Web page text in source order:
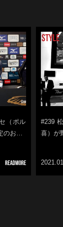
（ポル
のお…
#239
喜）が